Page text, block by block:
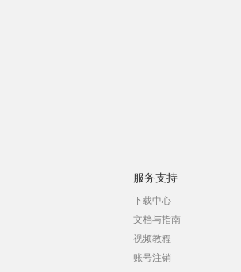
服务支持
下载中心
文档与指南
视频教程
账号注销